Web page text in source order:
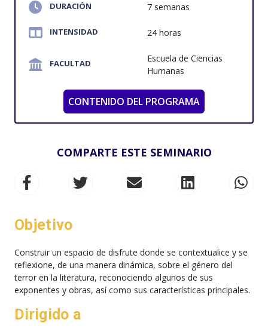
DURACIÓN 7 semanas
INTENSIDAD 24 horas
FACULTAD
Escuela de Ciencias
Humanas
CONTENIDO DEL PROGRAMA
COMPARTE ESTE SEMINARIO
Objetivo
Construir un espacio de disfrute donde se contextualice y se
reflexione, de una manera dinámica, sobre el género del
terror en la literatura, reconociendo algunos de sus
exponentes y obras, así como sus características principales.
Dirigido a